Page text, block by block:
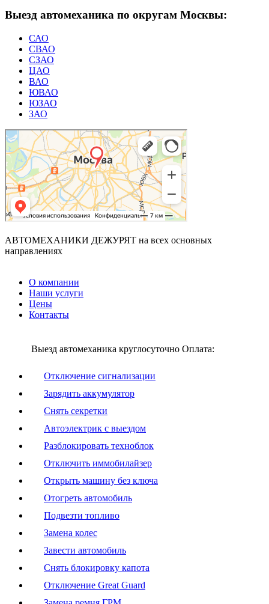
Выезд автомеханика по округам Москвы:
САО
СВАО
СЗАО
ЦАО
ВАО
ЮВАО
ЮЗАО
ЗАО
АВТОМЕХАНИКИ ДЕЖУРЯТ на всех основных
направлениях
О компании
Наши услуги
Цены
Контакты
Выезд автомеханика круглосуточно Оплата:
Отключение сигнализации
Зарядить аккумулятор
Снять секретки
Автоэлектрик с выездом
Разблокировать техноблок
Отключить иммобилайзер
Открыть машину без ключа
Отогреть автомобиль
Подвезти топливо
Замена колес
Завести автомобиль
Снять блокировку капота
Отключение Great Guard